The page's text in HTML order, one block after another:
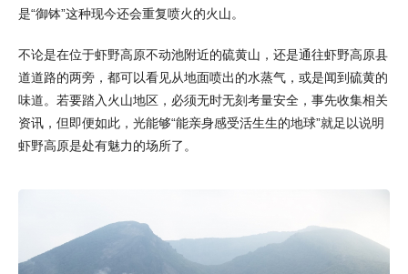
是“御钵”这种现今还会重复喷火的火山。
不论是在位于虾野高原不动池附近的硫黄山，还是通往虾野高原县
道道路的两旁，都可以看见从地面喷出的水蒸气，或是闻到硫黄的
味道。若要踏入火山地区，必须无时无刻考量安全，事先收集相关
资讯，但即便如此，光能够“能亲身感受活生生的地球”就足以说明
虾野高原是处有魅力的场所了。